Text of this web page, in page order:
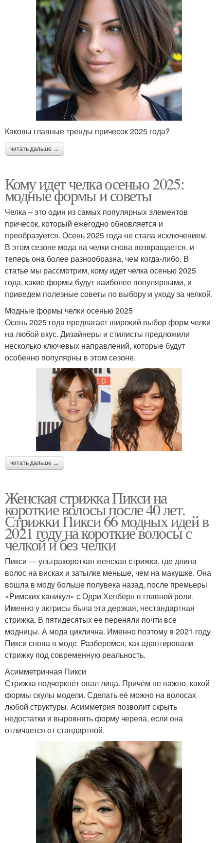
Каковы главные тренды причесок 2025 года?
читать дальше →
Кому идет челка осенью 2025:
модные формы и советы
Челка – это один из самых популярных элементов
причесок, который ежегодно обновляется и
преобразуется. Осень 2025 года не стала исключением.
В этом сезоне мода на челки снова возвращается, и
теперь она более разнообразна, чем когда-либо. В
статье мы рассмотрим, кому идет челка осенью 2025
года, какие формы будут наиболее популярными, и
приведем полезные советы по выбору и уходу за челкой.
Модные формы челки осенью 2025
Осень 2025 года предлагает широкий выбор форм челки
на любой вкус. Дизайнеры и стилисты предложили
несколько ключевых направлений, которые будут
особенно популярны в этом сезоне.
читать дальше →
Женская стрижка Пикси на
короткие волосы после 40 лет.
Стрижки Пикси 66 модных идей в
2021 году на короткие волосы с
челкой и без челки
Пикси — ультракороткая женская стрижка, где длина
волос на висках и затылке меньше, чем на макушке. Она
вошла в моду больше полувека назад, после премьеры
«Римских каникул» с Одри Хепберн в главной роли.
Именно у актрисы была эта дерзкая, нестандартная
стрижка. В пятидесятых ее переняли почти все
модницы. А мода циклична. Именно поэтому в 2021 году
Пикси снова в моде. Разберемся, как адаптировали
стрижку под современную реальность.
Асимметричная Пикси
Стрижка подчеркнёт овал лица. Причём не важно, какой
формы скулы модели. Сделать её можно на волосах
любой структуры. Асимметрия позволит скрыть
недостатки и выровнять форму черепа, если она
отличается от стандартной.